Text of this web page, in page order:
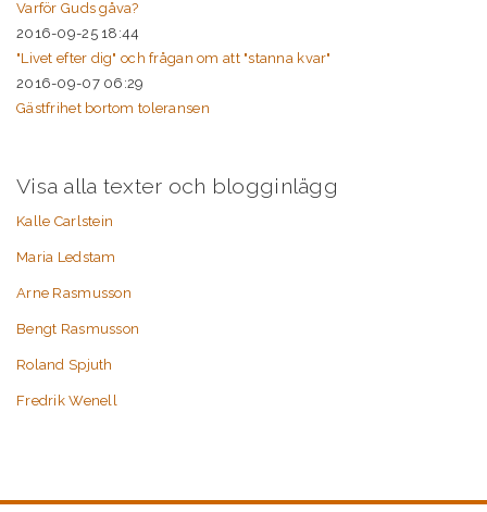
Varför Guds gåva?
2016-09-25 18:44
"Livet efter dig" och frågan om att "stanna kvar"
2016-09-07 06:29
Gästfrihet bortom toleransen
Visa alla texter och blogginlägg
Kalle Carlstein
Maria Ledstam
Arne Rasmusson
Bengt Rasmusson
Roland Spjuth
Fredrik Wenell